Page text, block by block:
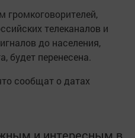
громкоговорителей,
телеканалов и
до населения,
будет перенесена.
сообщат о датах